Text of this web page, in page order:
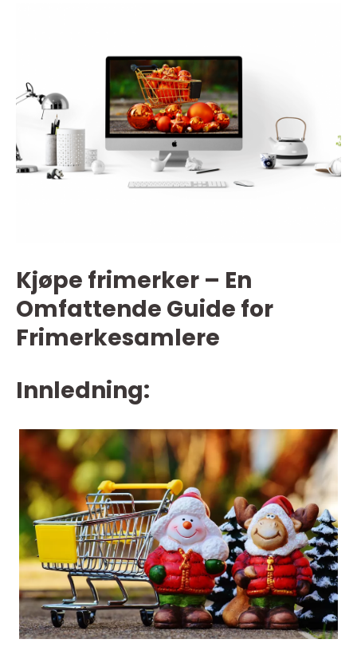
Kjøpe frimerker – En
Omfattende Guide for
Frimerkesamlere
Innledning: